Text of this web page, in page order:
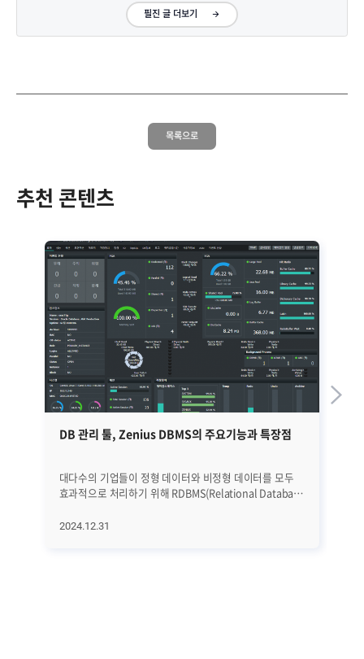
필진 글 더보기
목록으로
추천 콘텐츠
DB 관리 툴, Zenius DBMS의 주요기능과 특장점
대다수의 기업들이 정형 데이터와 비정형 데이터를 모두
효과적으로 처리하기 위해 RDBMS(Relational Database
시스템)와 NoSQL(Not Only SQL, 비관계형
2024.12.31